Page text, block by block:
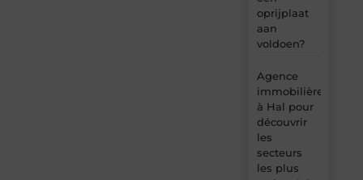
oprijplaat
aan
voldoen?
Agence
immobilière
à Hal pour
découvrir
les
secteurs
les plus